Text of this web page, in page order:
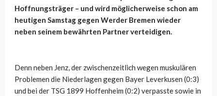
Hoffnungsträger – und wird möglicherweise schon am
heutigen Samstag gegen Werder Bremen wieder
neben seinem bewährten Partner verteidigen.
Denn neben Jenz, der zwischenzeitlich wegen muskulären
Problemen die Niederlagen gegen Bayer Leverkusen (0:3)
und bei der TSG 1899 Hoffenheim (0:2) verpasste sowie in